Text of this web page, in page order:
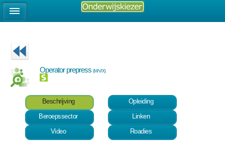
Operator prepress(M/V/X)
Beschrijving
Opleiding
Beroepssector
Linken
Video
Roadies